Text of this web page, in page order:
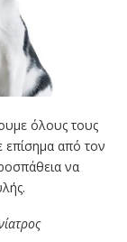
όλους τους
επίσημα από τον
να